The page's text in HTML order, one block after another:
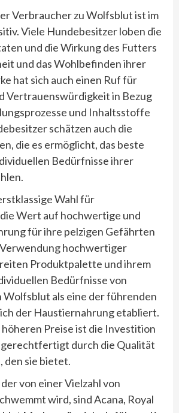
Verbraucher zu Wolfsblut ist im
Viele Hundebesitzer loben die
und die Wirkung des Futters
und das Wohlbefinden ihrer
hat sich auch einen Ruf für
Vertrauenswürdigkeit in Bezug
und Inhaltsstoffe
schätzen auch die
die es ermöglicht, das beste
Bedürfnisse ihrer
Wahl für
Wert auf hochwertige und
für ihre pelzigen Gefährten
hochwertiger
Produktpalette und ihrem
Bedürfnisse von
Wolfsblut als eine der führenden
der Haustiernahrung etabliert.
Preise ist die Investition
durch die Qualität
den sie bietet.
von einer Vielzahl von
wird, sind Acana, Royal